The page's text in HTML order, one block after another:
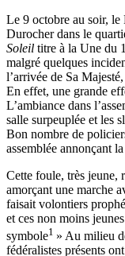
Le 9 octobre au soir, le
Durocher dans le
Soleil titre à la Une du
malgré quelques
l’arrivée de Sa
En effet, une grande
L’ambiance dans
salle surpeuplée et les
Bon nombre de
assemblée annonçant
Cette foule, très jeune,
amorçant une marche
faisait volontiers
et ces non moins
symbole1 » Au milieu
fédéralistes présents